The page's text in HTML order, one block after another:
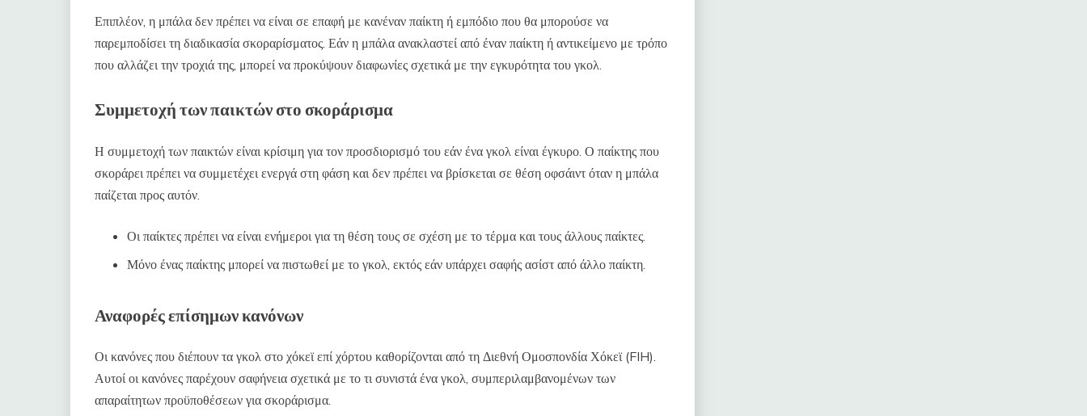
Επιπλέον, η μπάλα δεν πρέπει να είναι σε επαφή με κανέναν παίκτη ή εμπόδιο που θα μπορούσε να
παρεμποδίσει τη διαδικασία σκοραρίσματος. Εάν η μπάλα ανακλαστεί από έναν παίκτη ή αντικείμενο με τρόπο
που αλλάζει την τροχιά της, μπορεί να προκύψουν διαφωνίες σχετικά με την εγκυρότητα του γκολ.
Συμμετοχή των παικτών στο σκοράρισμα
Η συμμετοχή των παικτών είναι κρίσιμη για τον προσδιορισμό του εάν ένα γκολ είναι έγκυρο. Ο παίκτης που
σκοράρει πρέπει να συμμετέχει ενεργά στη φάση και δεν πρέπει να βρίσκεται σε θέση οφσάιντ όταν η μπάλα
παίζεται προς αυτόν.
Οι παίκτες πρέπει να είναι ενήμεροι για τη θέση τους σε σχέση με το τέρμα και τους άλλους παίκτες.
Μόνο ένας παίκτης μπορεί να πιστωθεί με το γκολ, εκτός εάν υπάρχει σαφής ασίστ από άλλο παίκτη.
Αναφορές επίσημων κανόνων
Οι κανόνες που διέπουν τα γκολ στο χόκεϊ επί χόρτου καθορίζονται από τη Διεθνή Ομοσπονδία Χόκεϊ (FIH).
Αυτοί οι κανόνες παρέχουν σαφήνεια σχετικά με το τι συνιστά ένα γκολ, συμπεριλαμβανομένων των
απαραίτητων προϋποθέσεων για σκοράρισμα.